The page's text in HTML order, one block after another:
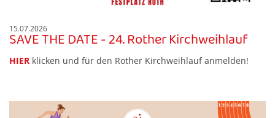
15.07.2026
SAVE THE DATE - 24. Rother Kirchweihlauf
HIER klicken und für den Rother Kirchweihlauf anmelden!